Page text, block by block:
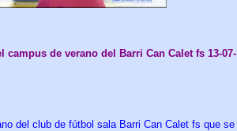
campus de verano del Barri Can Calet fs 13-07-
del club de fútbol sala Barri Can Calet fs que se